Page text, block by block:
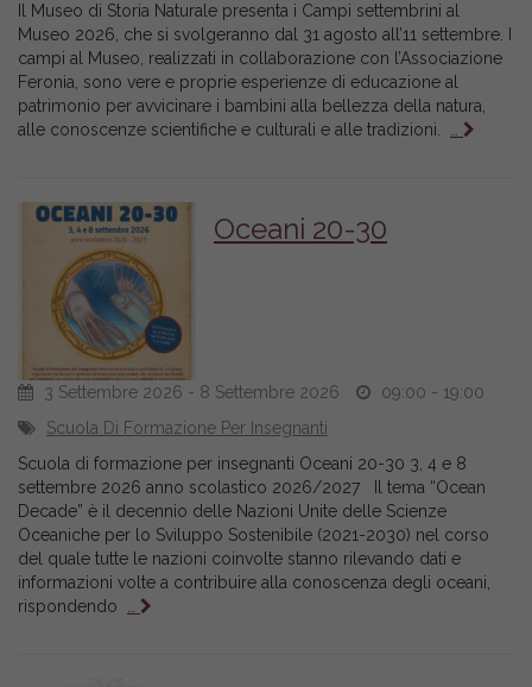
Il Museo di Storia Naturale presenta i Campi settembrini al
Museo 2026, che si svolgeranno dal 31 agosto all’11 settembre. I
campi al Museo, realizzati in collaborazione con l’Associazione
Feronia, sono vere e proprie esperienze di educazione al
patrimonio per avvicinare i bambini alla bellezza della natura,
alle conoscenze scientifiche e culturali e alle tradizioni.
Oceani 20-30
3 Settembre 2026 - 8 Settembre 2026
09:00 - 19:00
Scuola Di Formazione Per Insegnanti
Scuola di formazione per insegnanti Oceani 20-30 3, 4 e 8
settembre 2026 anno scolastico 2026/2027 Il tema “Ocean
Decade” è il decennio delle Nazioni Unite delle Scienze
Oceaniche per lo Sviluppo Sostenibile (2021-2030) nel corso
del quale tutte le nazioni coinvolte stanno rilevando dati e
informazioni volte a contribuire alla conoscenza degli oceani,
rispondendo